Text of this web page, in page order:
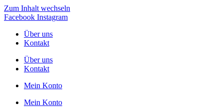
Zum Inhalt wechseln
Facebook Instagram
Über uns
Kontakt
Über uns
Kontakt
Mein Konto
Mein Konto